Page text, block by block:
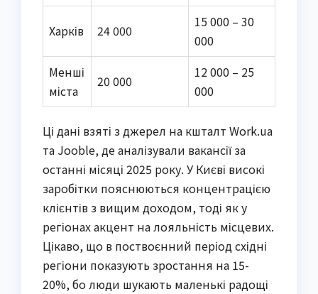
Харків 24 000
15 000 – 30
000
Менші
міста
20 000
12 000 – 25
000
Ці дані взяті з джерел на кшталт Work.ua
та Jooble, де аналізували вакансії за
останні місяці 2025 року. У Києві високі
заробітки пояснюються концентрацією
клієнтів з вищим доходом, тоді як у
регіонах акцент на лояльність місцевих.
Цікаво, що в поствоєнний період східні
регіони показують зростання на 15-
20%, бо люди шукають маленькі радощі